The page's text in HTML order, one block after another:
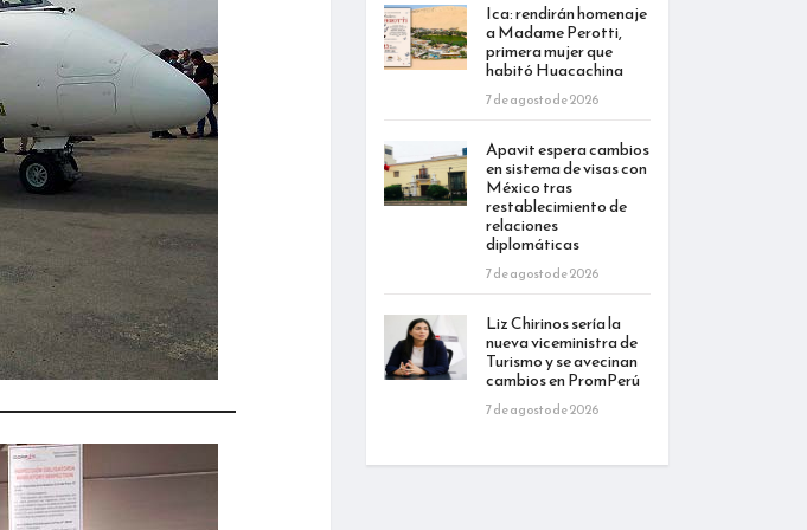
Ica: rendirán homenaje
a Madame Perotti,
primera mujer que
habitó Huacachina
7 de agosto de 2026
Apavit espera cambios
en sistema de visas con
México tras
restablecimiento de
relaciones
diplomáticas
7 de agosto de 2026
Liz Chirinos sería la
nueva viceministra de
Turismo y se avecinan
cambios en PromPerú
7 de agosto de 2026